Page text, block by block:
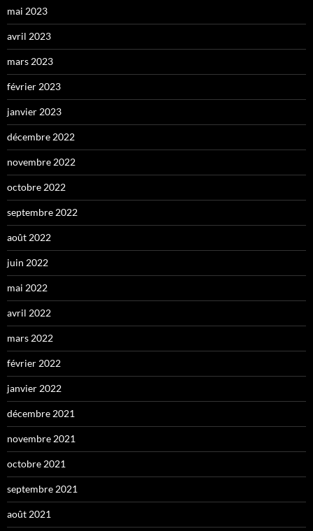
mai 2023
avril 2023
mars 2023
février 2023
janvier 2023
décembre 2022
novembre 2022
octobre 2022
septembre 2022
août 2022
juin 2022
mai 2022
avril 2022
mars 2022
février 2022
janvier 2022
décembre 2021
novembre 2021
octobre 2021
septembre 2021
août 2021